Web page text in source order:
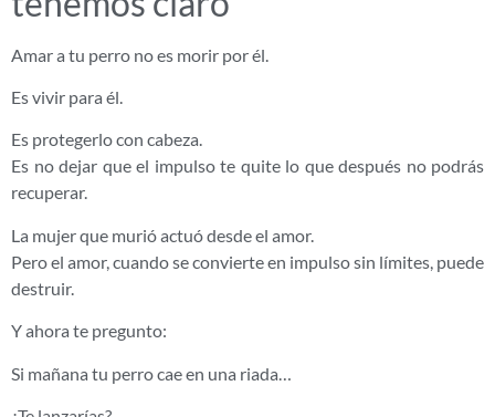
Amar a tu perro no es morir por él.
Es vivir para él.
Es protegerlo con cabeza.
Es no dejar que el impulso te quite lo que después no podrás
recuperar.
La mujer que murió actuó desde el amor.
Pero el amor, cuando se convierte en impulso sin límites, puede
destruir.
Y ahora te pregunto:
Si mañana tu perro cae en una riada…